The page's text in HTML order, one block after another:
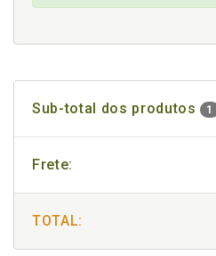
Sub-total dos produtos 1
Frete:
TOTAL: